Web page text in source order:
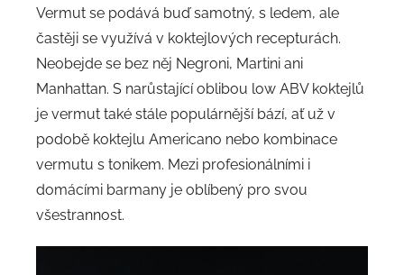
Vermut se podává buď samotný, s ledem, ale
častěji se využívá v koktejlových recepturách.
Neobejde se bez něj Negroni, Martini ani
Manhattan. S narůstající oblibou low ABV koktejlů
je vermut také stále populárnější bází, ať už v
podobě koktejlu Americano nebo kombinace
vermutu s tonikem. Mezi profesionálními i
domácími barmany je oblíbený pro svou
všestrannost.